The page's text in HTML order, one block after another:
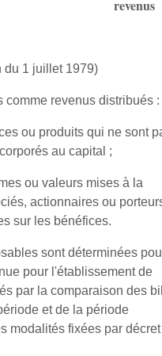
revenus
du 1 juillet 1979)
comme revenus distribués :
ou produits qui ne sont
au capital ;
ou valeurs mises à la
actionnaires ou
sur les bénéfices.
sont déterminées
pour l'établissement de
par la comparaison des
et de la période
modalités fixées par